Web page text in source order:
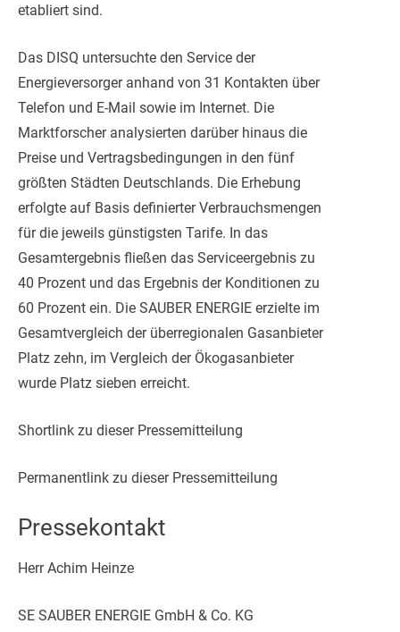
etabliert sind.
Das DISQ untersuchte den Service der
Energieversorger anhand von 31 Kontakten über
Telefon und E-Mail sowie im Internet. Die
Marktforscher analysierten darüber hinaus die
Preise und Vertragsbedingungen in den fünf
größten Städten Deutschlands. Die Erhebung
erfolgte auf Basis definierter Verbrauchsmengen
für die jeweils günstigsten Tarife. In das
Gesamtergebnis fließen das Serviceergebnis zu
40 Prozent und das Ergebnis der Konditionen zu
60 Prozent ein. Die SAUBER ENERGIE erzielte im
Gesamtvergleich der überregionalen Gasanbieter
Platz zehn, im Vergleich der Ökogasanbieter
wurde Platz sieben erreicht.
Shortlink zu dieser Pressemitteilung
Permanentlink zu dieser Pressemitteilung
Pressekontakt
Herr Achim Heinze
SE SAUBER ENERGIE GmbH & Co. KG